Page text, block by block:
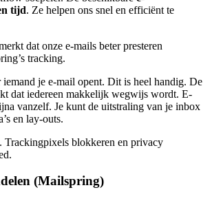
tijd. Ze helpen ons snel en efficiënt te
dat onze e-mails beter presteren
tracking.
iemand je e-mail opent. Dit is heel handig. De
dat iedereen makkelijk wegwijs wordt. E-
vanzelf. Je kunt de uitstraling van je inbox
en lay-outs.
Trackingpixels blokkeren en privacy
(Mailspring)